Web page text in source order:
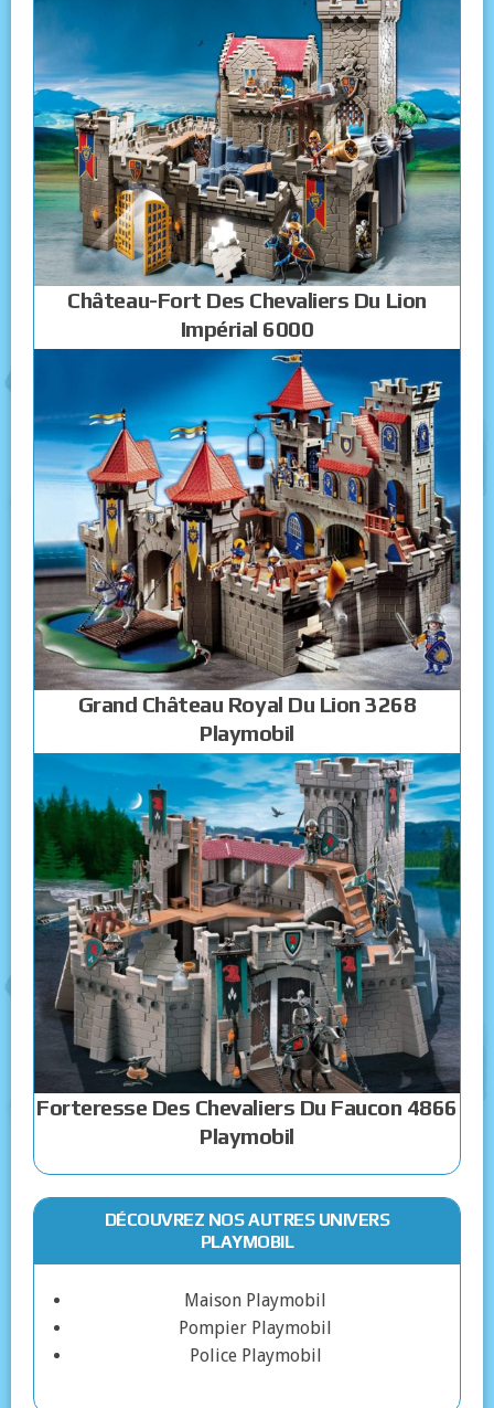
Château-Fort Des Chevaliers Du Lion
Impérial 6000
Grand Château Royal Du Lion 3268
Playmobil
Forteresse Des Chevaliers Du Faucon 4866
Playmobil
DÉCOUVREZ NOS AUTRES UNIVERS
PLAYMOBIL
Maison Playmobil
Pompier Playmobil
Police Playmobil